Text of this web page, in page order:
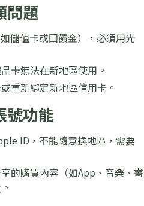
問題
儲值卡或回饋金），必須用光
卡無法在新地區使用。
重新綁定新地區信用卡。
號功能
ID，不能隨意換地區，需要
的購買內容（如App、音樂、書